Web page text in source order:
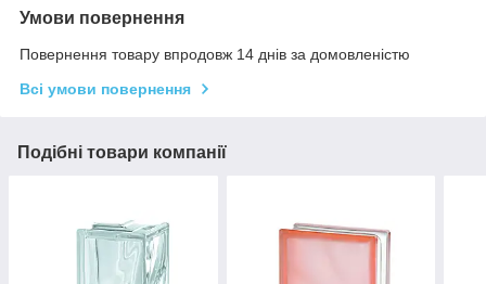
Умови повернення
Повернення товару впродовж 14 днів за домовленістю
Всі умови повернення
Подібні товари компанії